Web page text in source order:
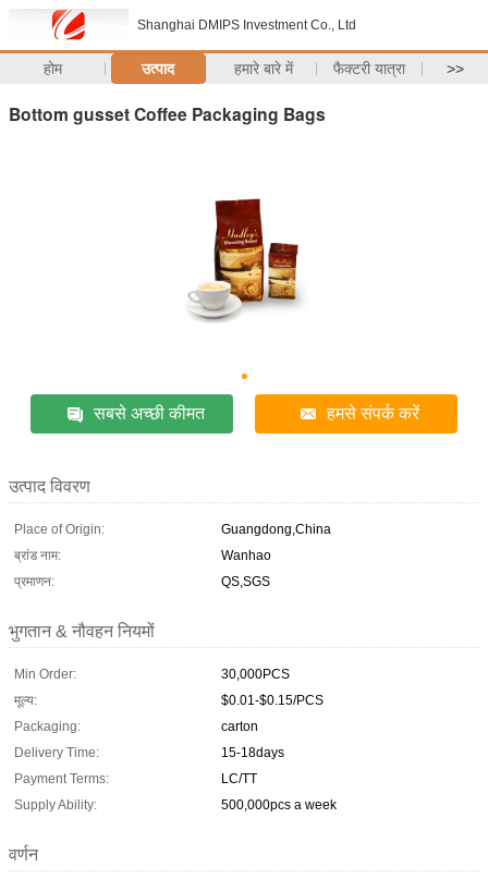
Shanghai DMIPS Investment Co., Ltd
होम उत्पाद हमारे बारे में फैक्टरी यात्रा >>
Bottom gusset Coffee Packaging Bags
सबसे अच्छी कीमत हमसे संपर्क करें
उत्पाद विवरण
Place of Origin:
Guangdong,China
ब्रांड नाम:
Wanhao
प्रमाणन:
QS,SGS
भुगतान & नौवहन नियमों
Min Order:
30,000PCS
मूल्य:
$0.01-$0.15/PCS
Packaging:
carton
Delivery Time:
15-18days
Payment Terms:
LC/TT
Supply Ability:
500,000pcs a week
वर्णन